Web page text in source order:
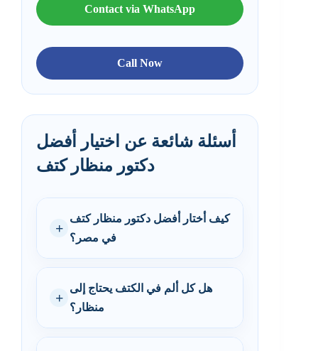
Contact via WhatsApp
Call Now
أسئلة شائعة عن اختيار أفضل
دكتور منظار كتف
كيف أختار أفضل دكتور منظار كتف
في مصر؟
هل كل ألم في الكتف يحتاج إلى
منظار؟